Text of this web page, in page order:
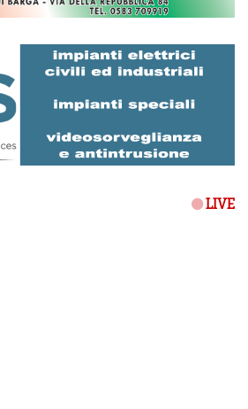
LIVE